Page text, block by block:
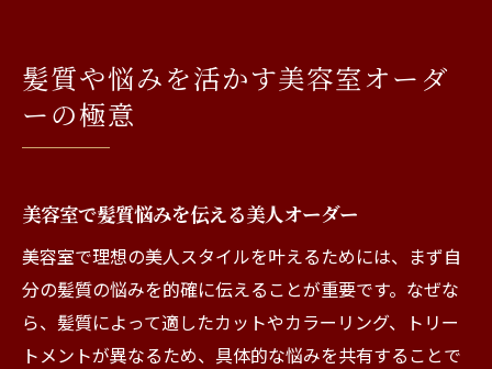
髪質や悩みを活かす美容室オーダ
ーの極意
美容室で髪質悩みを伝える美人オーダー
美容室で理想の美人スタイルを叶えるためには、まず自
分の髪質の悩みを的確に伝えることが重要です。なぜな
ら、髪質によって適したカットやカラーリング、トリー
トメントが異なるため、具体的な悩みを共有することで